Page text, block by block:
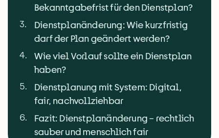
Bekanntgabefrist für den Dienstplan?
3.
Dienstplanänderung: Wie kurzfristig
darf der Plan geändert werden?
4.
Wie viel Vorlauf sollte ein Dienstplan
haben?
5.
Dienstplanung mit System: Digital,
fair, nachvollziehbar
6.
Fazit: Dienstplanänderung – rechtlich
sauber und menschlich fair